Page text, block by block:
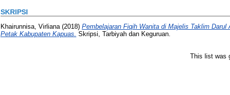
SKRIPSI
Khairunnisa, Virliana(2018) Pembelajaran Fiqih Wanita di Majelis Taklim
Petak Kabupaten Kapuas. Skripsi, Tarbiyah dan Keguruan.
This list was